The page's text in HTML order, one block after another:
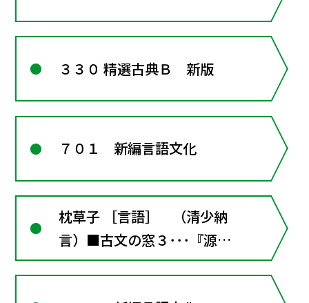
３３０ 精選古典Ｂ 新版
７０１ 新編言語文化
枕草子 ［言語］ （清少納
言）■古文の窓３･･･『源氏
物語』に触れる●古文学習の